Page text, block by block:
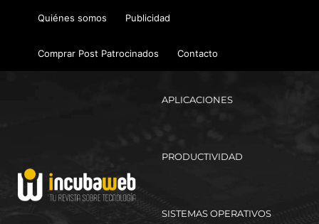
Quiénes somos Publicidad
Comprar Post Patrocinados Contacto
APLICACIONES
PRODUCTIVIDAD
SISTEMAS OPERATIVOS